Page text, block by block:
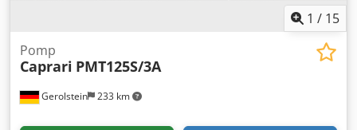
1 / 15
Gerolstein 233 km
Pomp
Caprari PMT125S/3A